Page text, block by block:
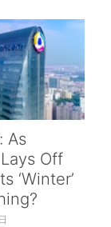
As
Off
‘Winter’